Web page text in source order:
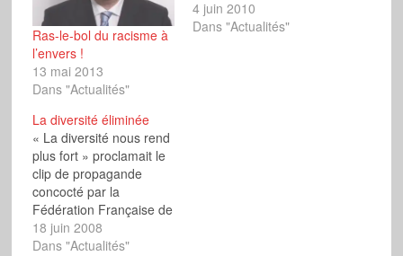
Ras-le-bol du racisme à
l’envers !
13 mai 2013
Dans "Actualités"
4 juin 2010
Dans "Actualités"
La diversité éliminée
« La diversité nous rend
plus fort » proclamait le
clip de propagande
concocté par la
Fédération Française de
Football à l’occasion de
l’Euro 2008. Une
18 juin 2008
Dans "Actualités"